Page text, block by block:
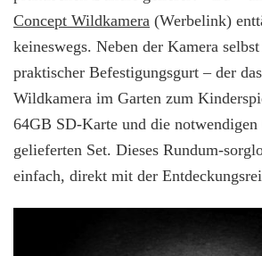
Concept Wildkamera (Werbelink)
keineswegs. Neben der Kamera
praktischer Befestigungsgurt – der
Wildkamera im Garten zum
64GB SD-Karte und die
gelieferten Set. Dieses Rundum-
einfach, direkt mit der